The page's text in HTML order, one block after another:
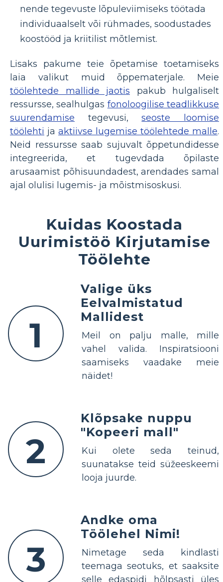
nende tegevuste lõpuleviimiseks töötada
individuaalselt või rühmades, soodustades
koostööd ja kriitilist mõtlemist.
Lisaks pakume teie õpetamise toetamiseks
laia valikut muid õppematerjale. Meie
töölehtede mallide jaotis pakub hulgaliselt
ressursse, sealhulgas fonoloogilise teadlikkuse
suurendamise tegevusi,seoste loomise
töölehti ja aktiivse lugemise töölehtede malle.
Neid ressursse saab sujuvalt õppetundidesse
integreerida, et tugevdada õpilaste
arusaamist põhisuundadest, arendades samal
ajal olulisi lugemis- ja mõistmisoskusi.
Kuidas Koostada
Uurimistöö Kirjutamise
Töölehte
1
Valige üks
Eelvalmistatud
Mallidest
Meil on palju malle, mille
vahel valida. Inspiratsiooni
saamiseks vaadake meie
näidet!
2
Klõpsake nuppu
"Kopeeri mall"
Kui olete seda teinud,
suunatakse teid süžeeskeemi
looja juurde.
3
Andke oma
Töölehel Nimi!
Nimetage seda kindlasti
teemaga seotuks, et saaksite
selle edaspidi hõlpsasti üles